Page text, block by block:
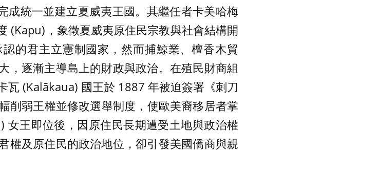
成統一並建立夏威夷王國。其繼任者卡美哈梅
(Kapu)，象徵夏威夷原住民宗教與社會結構開
的君主立憲制國家，然而捕鯨業、檀香木貿
，逐漸主導島上的財政與政治。在殖民財商組
瓦 (Kalākaua) 國王於 1887 年被迫簽署《刺刀
削弱王權並修改選舉制度，使歐美裔移居者掌
女王即位後，因原住民長期遭受土地與政治權
權及原住民的政治地位，卻引發美國僑商與親